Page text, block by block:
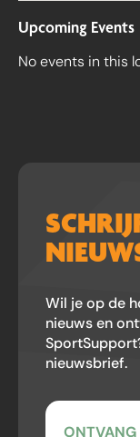
Upcoming Events
No events in this
Wil je op de
nieuws en
nieuwsbrief.
ONTVANG